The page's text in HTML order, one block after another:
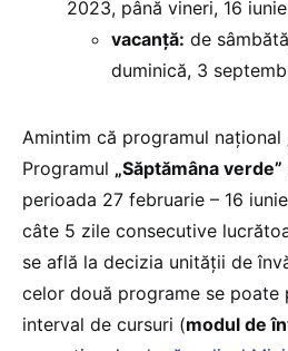
2023, până vineri, 16
vacanță: de
duminică, 3
Amintim că programul național
Programul „Săptămâna verde”
perioada 27 februarie – 16
câte 5 zile consecutive
se află la decizia unității de
celor două programe se poate
interval de cursuri (modul de